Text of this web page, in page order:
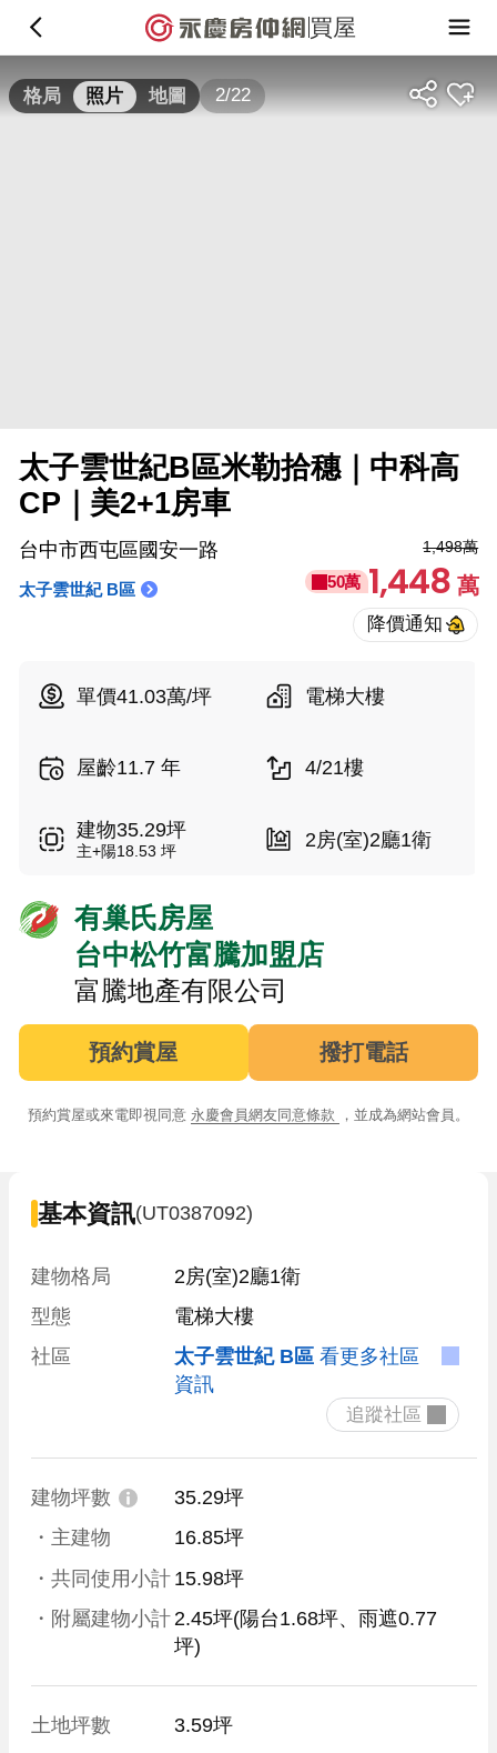
買屋
格局 照片 地圖 2/22
太子雲世紀B區米勒拾穗｜中科高
CP｜美2+1房車
台中市西屯區國安一路
太子雲世紀 B區
1,498萬
50萬 1,448萬
單價41.03萬/坪 電梯大樓
屋齡11.7 年 4/21樓
建物35.29坪
主+陽18.53 坪 2房(室)2廳1衛
有巢氏房屋
台中松竹富騰加盟店
富騰地產有限公司
預約賞屋 撥打電話
預約賞屋或來電即視同意 永慶會員網友同意條款 ，並成為網站會員。
基本資訊(UT0387092)
建物格局
2房(室)2廳1衛
型態
電梯大樓
社區
太子雲世紀 B區 看更多社區
資訊
建物坪數
35.29坪
・主建物
16.85坪
・共同使用小計 15.98坪
・附屬建物小計 2.45坪(陽台1.68坪、雨遮0.77
坪)
土地坪數
3.59坪